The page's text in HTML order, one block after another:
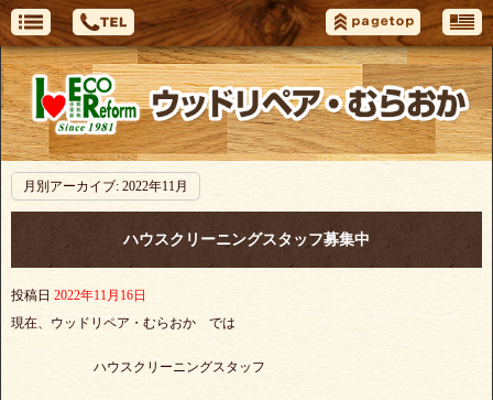
月別アーカイブ: 2022年11月
ハウスクリーニングスタッフ募集中
投稿日 2022年11月16日
現在、ウッドリペア・むらおか では
ハウスクリーニングスタッフ